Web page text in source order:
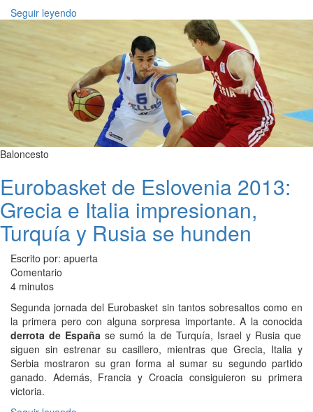
Seguir leyendo
Baloncesto
Eurobasket de Eslovenia 2013:
Grecia e Italia impresionan,
Turquía y Rusia se hunden
Escrito por: apuerta
Comentario
4 minutos
Segunda jornada del Eurobasket sin tantos sobresaltos como en
la primera pero con alguna sorpresa importante. A la conocida
derrota de España se sumó la de Turquía, Israel y Rusia que
siguen sin estrenar su casillero, mientras que Grecia, Italia y
Serbia mostraron su gran forma al sumar su segundo partido
ganado. Además, Francia y Croacia consiguieron su primera
victoria.